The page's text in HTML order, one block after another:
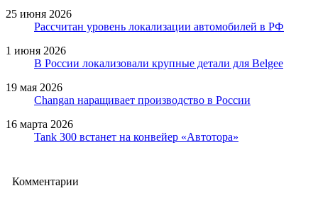
25 июня 2026
Рассчитан уровень локализации автомобилей в РФ
1 июня 2026
В России локализовали крупные детали для Belgee
19 мая 2026
Changan наращивает производство в России
16 марта 2026
Tank 300 встанет на конвейер «Автотора»
Комментарии